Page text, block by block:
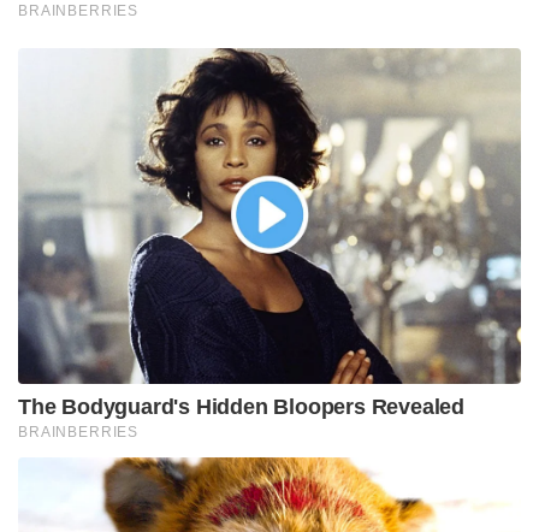
BRAINBERRIES
The Bodyguard's Hidden Bloopers Revealed
BRAINBERRIES